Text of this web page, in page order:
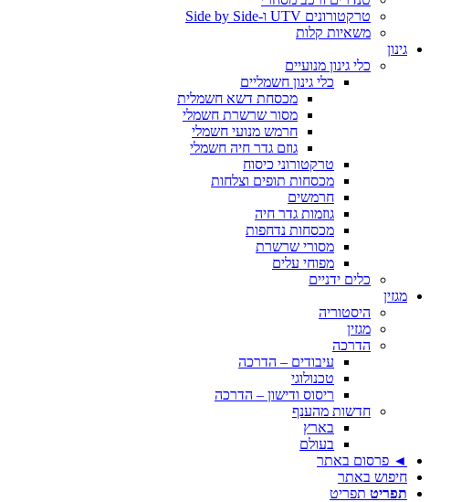
טרקטורונים UTV ו-Side by Side
משאיות קלות
גינון
כלי גינון מנועיים
כלי גינון חשמליים
מכסחת דשא חשמלית
מסור שרשרת חשמלי
חרמש מנועי חשמלי
גוזם גדר חיה חשמלי
טרקטורוני כיסוח
מכסחות תופים וצלחות
חרמשים
גוזמות גדר חיה
מכסחות נדחפות
מסורי שרשרת
מפוחי עלים
כלים ידניים
מגזין
היסטוריה
מגזין
הדרכה
עיבודים – הדרכה
טכנולוגי
ריסוס ודישון – הדרכה
חדשות מהענף
בארץ
בעולם
◄ פרסום באתר
חיפוש באתר
תפריט תפריט